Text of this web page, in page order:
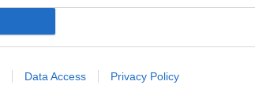
Data Access Privacy Policy
Budapest